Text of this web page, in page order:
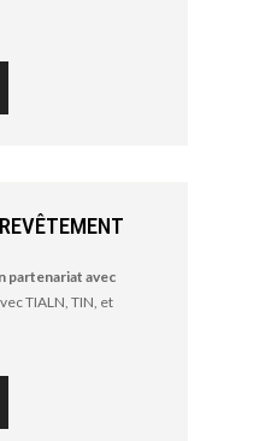
partenariat avec
TIALN, TIN, et